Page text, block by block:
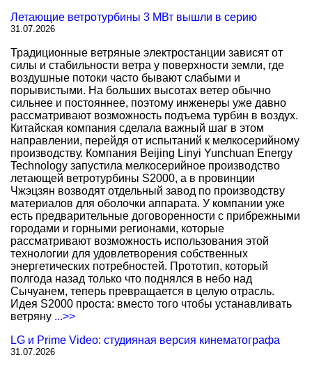
Летающие ветротурбины 3 МВт вышли в серию
31.07.2026
Традиционные ветряные электростанции зависят от
силы и стабильности ветра у поверхности земли, где
воздушные потоки часто бывают слабыми и
порывистыми. На больших высотах ветер обычно
сильнее и постояннее, поэтому инженеры уже давно
рассматривают возможность подъема турбин в воздух.
Китайская компания сделала важный шаг в этом
направлении, перейдя от испытаний к мелкосерийному
производству. Компания Beijing Linyi Yunchuan Energy
Technology запустила мелкосерийное производство
летающей ветротурбины S2000, а в провинции
Чжэцзян возводят отдельный завод по производству
материалов для оболочки аппарата. У компании уже
есть предварительные договоренности с прибрежными
городами и горными регионами, которые
рассматривают возможность использования этой
технологии для удовлетворения собственных
энергетических потребностей. Прототип, который
полгода назад только что поднялся в небо над
Сычуанем, теперь превращается в целую отрасль.
Идея S2000 проста: вместо того чтобы устанавливать
ветряну ...>>
LG и Prime Video: студияная версия кинематографа
31.07.2026